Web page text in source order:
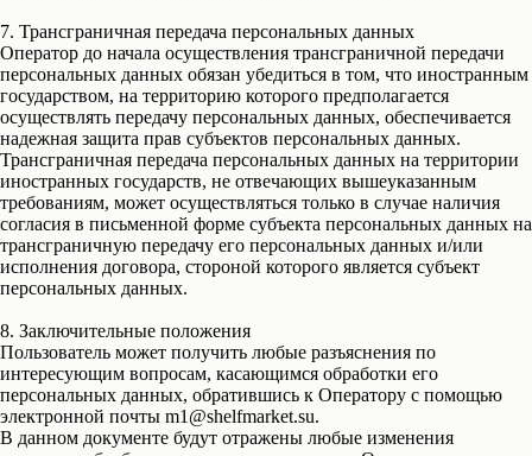
7. Трансграничная передача персональных данных
Оператор до начала осуществления трансграничной передачи
персональных данных обязан убедиться в том, что иностранным
государством, на территорию которого предполагается
осуществлять передачу персональных данных, обеспечивается
надежная защита прав субъектов персональных данных.
Трансграничная передача персональных данных на территории
иностранных государств, не отвечающих вышеуказанным
требованиям, может осуществляться только в случае наличия
согласия в письменной форме субъекта персональных данных на
трансграничную передачу его персональных данных и/или
исполнения договора, стороной которого является субъект
персональных данных.
8. Заключительные положения
Пользователь может получить любые разъяснения по
интересующим вопросам, касающимся обработки его
персональных данных, обратившись к Оператору с помощью
электронной почты m1@shelfmarket.su.
В данном документе будут отражены любые изменения